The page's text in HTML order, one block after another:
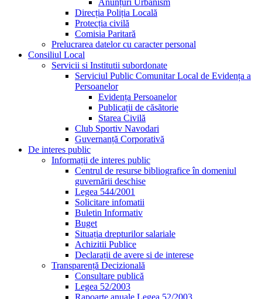
Anunțuri Urbanism
Direcția Poliția Locală
Protecția civilă
Comisia Paritară
Prelucrarea datelor cu caracter personal
Consiliul Local
Servicii si Institutii subordonate
Serviciul Public Comunitar Local de Evidența a
Persoanelor
Evidența Persoanelor
Publicații de căsătorie
Starea Civilă
Club Sportiv Navodari
Guvernanță Corporativă
De interes public
Informații de interes public
Centrul de resurse bibliografice în domeniul
guvernării deschise
Legea 544/2001
Solicitare infomatii
Buletin Informativ
Buget
Situația drepturilor salariale
Achizitii Publice
Declarații de avere si de interese
Transparență Decizională
Consultare publică
Legea 52/2003
Rapoarte anuale Legea 52/2003